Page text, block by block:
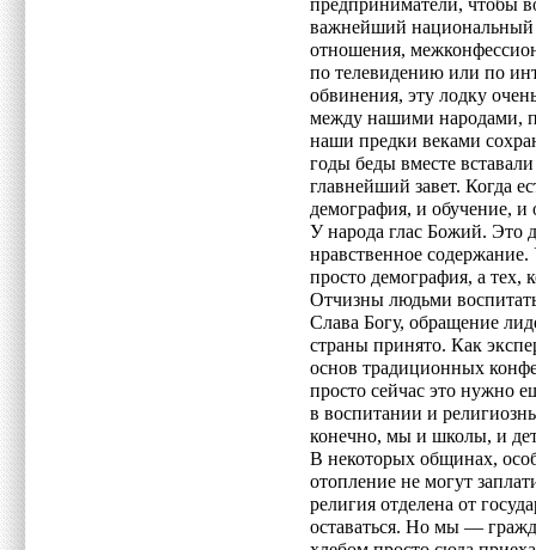
предприниматели, чтобы
важнейший
отношения,
по телевидению или по
обвинения, эту лодку
между нашими народами,
наши предки веками
годы беды вместе
главнейший завет. Когда
демография, и обучение, и
У народа глас Божий. Это
нравственное
просто демография, а тех,
Отчизны людьми
Слава Богу, обращение
страны принято. Как
основ традиционных
просто сейчас это нужно
в воспитании и
конечно, мы и школы, и
В некоторых общинах,
отопление не могут
религия отделена от
оставаться. Но мы —